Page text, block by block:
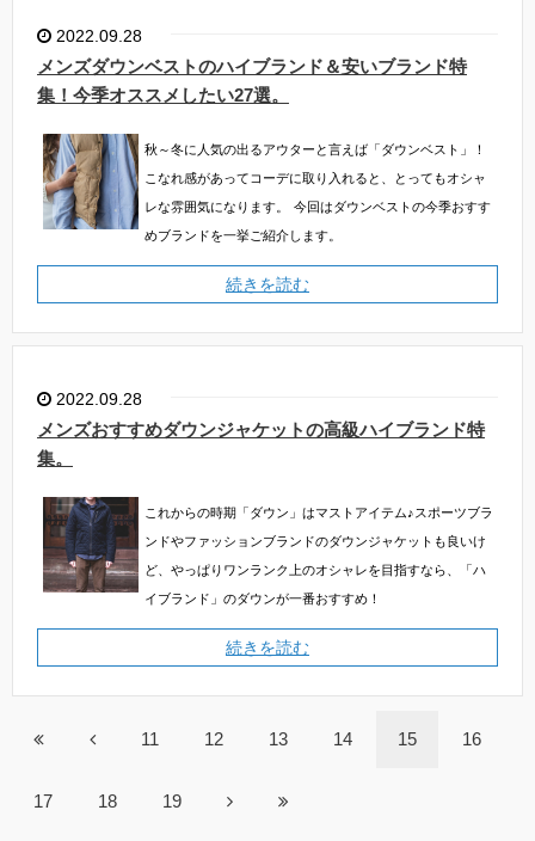
2022.09.28
メンズダウンベストのハイブランド＆安いブランド特
集！今季オススメしたい27選。
秋～冬に人気の出るアウターと言えば「ダウンベスト」！
こなれ感があってコーデに取り入れると、とってもオシャ
レな雰囲気になります。
今回はダウンベストの今季おすす
めブランドを一挙ご紹介します。
続きを読む
2022.09.28
メンズおすすめダウンジャケットの高級ハイブランド特
集。
これからの時期「ダウン」はマストアイテム♪スポーツブラ
ンドやファッションブランドのダウンジャケットも良いけ
ど、やっぱりワンランク上のオシャレを目指すなら、「ハ
イブランド」のダウンが一番おすすめ！
続きを読む
11 12 13 14 15 16
17 18 19